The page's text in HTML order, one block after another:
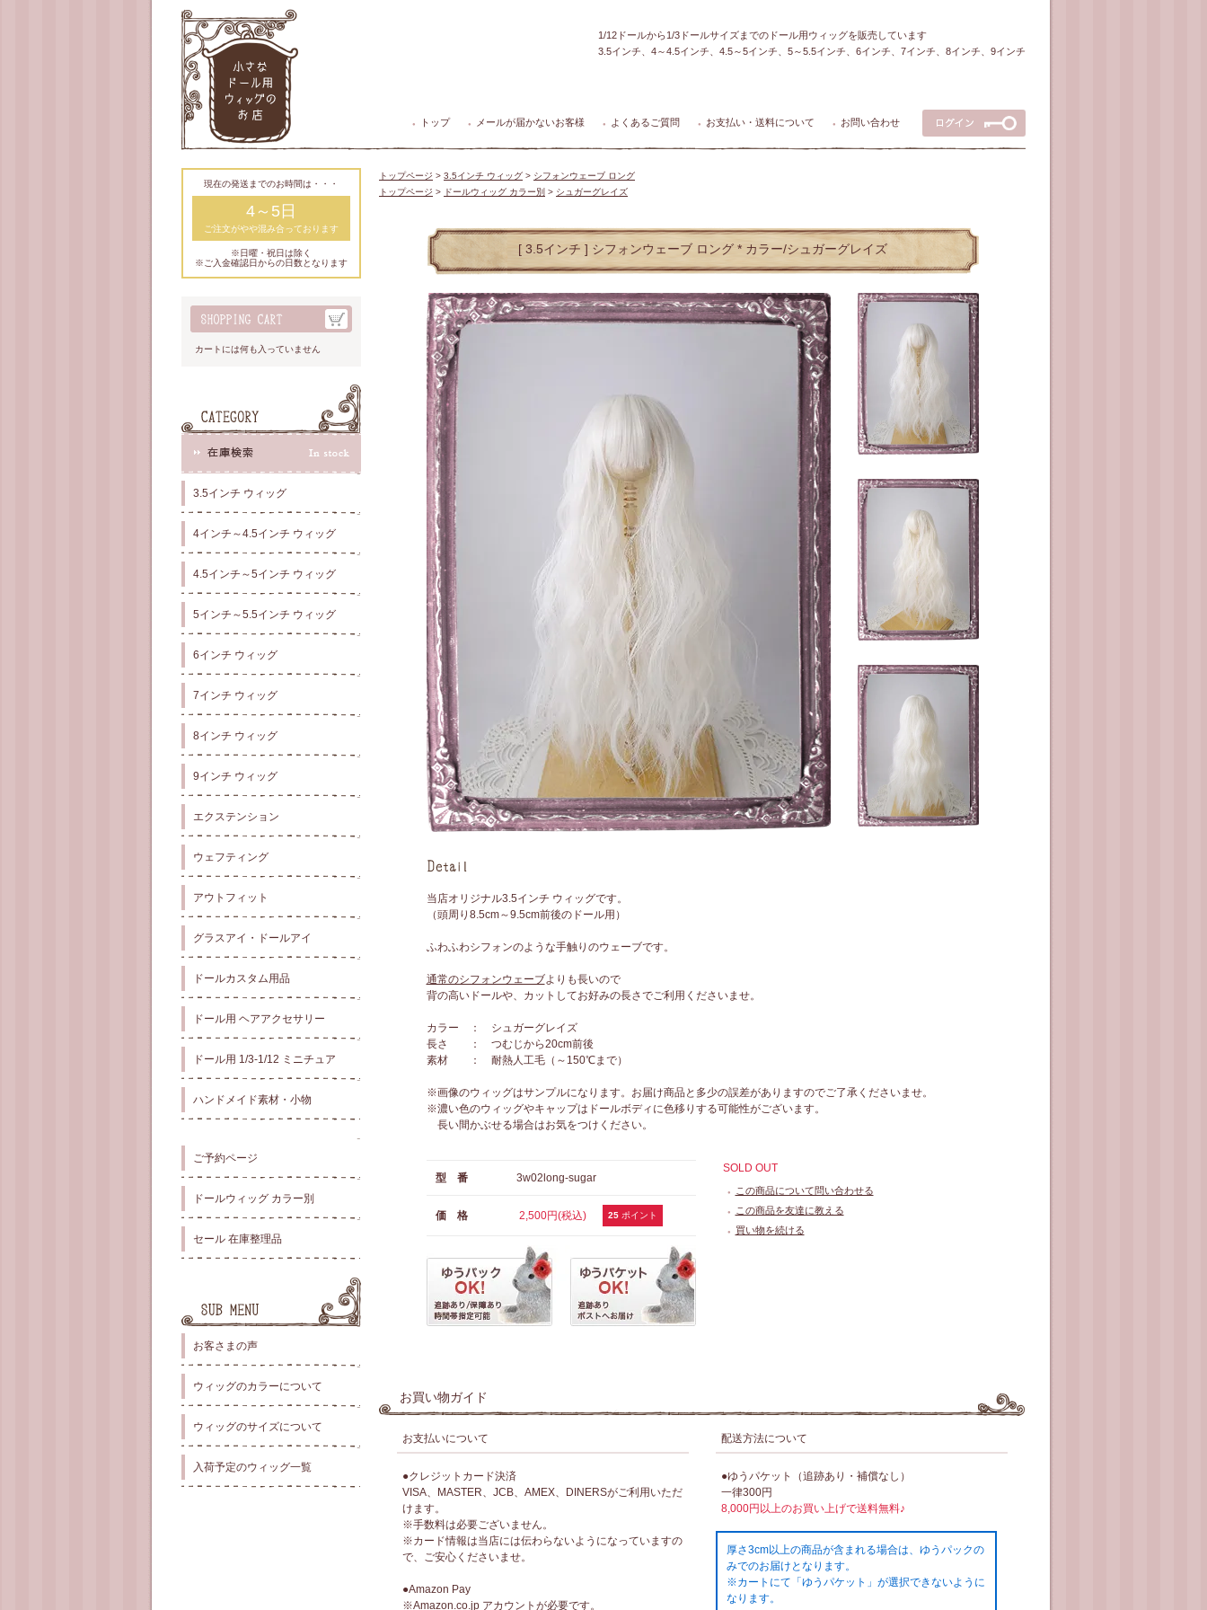
1/12ドールから1/3ドールサイズまでのドール用ウィッグを販売しています
3.5インチ、4～4.5インチ、4.5～5インチ、5～5.5インチ、6インチ、7インチ、8インチ、9インチ
● トップ ● メールが届かないお客様 ● よくあるご質問 ● お支払い・送料について ● お問い合わせ
現在の発送までのお時間は・・・
4～5日
ご注文がやや混み合っております
※日曜・祝日は除く
※ご入金確認日からの日数となります
カートには何も入っていません
3.5インチ ウィッグ
4インチ～4.5インチ ウィッグ
4.5インチ～5インチ ウィッグ
5インチ～5.5インチ ウィッグ
6インチ ウィッグ
7インチ ウィッグ
8インチ ウィッグ
9インチ ウィッグ
エクステンション
ウェフティング
アウトフィット
グラスアイ・ドールアイ
ドールカスタム用品
ドール用 ヘアアクセサリー
ドール用 1/3-1/12 ミニチュア
ハンドメイド素材・小物
ご予約ページ
ドールウィッグ カラー別
セール 在庫整理品
お客さまの声
ウィッグのカラーについて
ウィッグのサイズについて
入荷予定のウィッグ一覧
トップページ > 3.5インチ ウィッグ > シフォンウェーブ ロング
トップページ > ドールウィッグ カラー別 > シュガーグレイズ
[ 3.5インチ ] シフォンウェーブ ロング * カラー/シュガーグレイズ
当店オリジナル3.5インチ ウィッグです。
（頭周り8.5cm～9.5cm前後のドール用）
ふわふわシフォンのような手触りのウェーブです。
通常のシフォンウェーブよりも長いので
背の高いドールや、カットしてお好みの長さでご利用くださいませ。
カラー ： シュガーグレイズ
長さ ： つむじから20cm前後
素材 ： 耐熱人工毛（～150℃まで）
※画像のウィッグはサンプルになります。お届け商品と多少の誤差がありますのでご了承くださいませ。
※濃い色のウィッグやキャップはドールボディに色移りする可能性がございます。
長い間かぶせる場合はお気をつけください。
型 番 3w02long-sugar
価 格 2,500円(税込) 25ポイント
SOLD OUT
● この商品について問い合わせる
● この商品を友達に教える
● 買い物を続ける
お買い物ガイド
お支払いについて
●クレジットカード決済
VISA、MASTER、JCB、AMEX、DINERSがご利用いただ
けます。
※手数料は必要ございません。
※カード情報は当店には伝わらないようになっていますの
で、ご安心くださいませ。
●Amazon Pay
※Amazon.co.jp アカウントが必要です。
配送方法について
●ゆうパケット（追跡あり・補償なし）
一律300円
8,000円以上のお買い上げで送料無料♪
厚さ3cm以上の商品が含まれる場合は、ゆうパックの
みでのお届けとなります。
※カートにて「ゆうパケット」が選択できないように
なります。